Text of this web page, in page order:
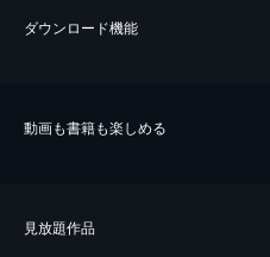
ダウンロード機能
動画も書籍も楽しめる
⾒放題作品